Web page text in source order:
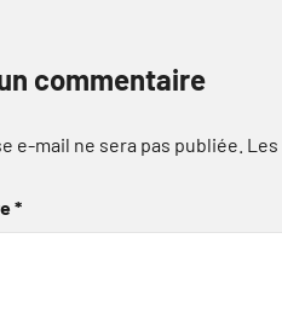
commentaire
e-mail ne sera pas publiée.
*